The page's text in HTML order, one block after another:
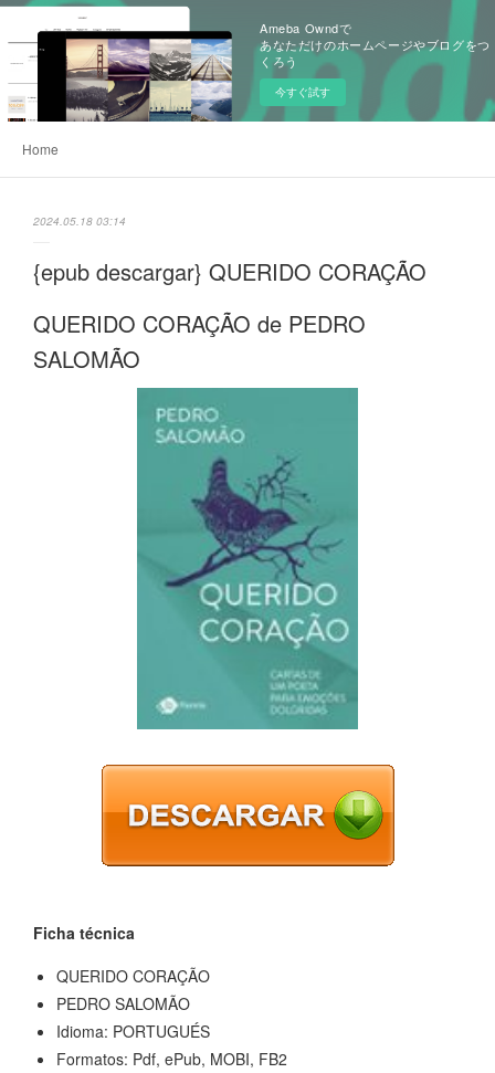
Ameba Owndで
あなただけのホームページやブログをつ
くろう
今すぐ試す
Home
2024.05.18 03:14
{epub descargar} QUERIDO CORAÇÃO
QUERIDO CORAÇÃO de PEDRO
SALOMÃO
Ficha técnica
QUERIDO CORAÇÃO
PEDRO SALOMÃO
Idioma: PORTUGUÉS
Formatos: Pdf, ePub, MOBI, FB2